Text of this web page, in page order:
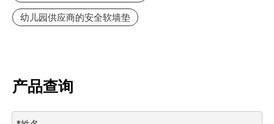
幼儿园供应商的安全软墙垫
产品查询